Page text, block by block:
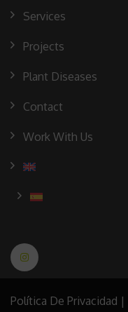
Services
Projects
Plant Diseases
Contact
Work With Us
Política De Privacidad |